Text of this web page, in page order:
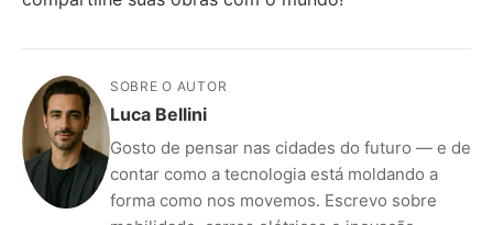
SOBRE O AUTOR
Luca Bellini
Gosto de pensar nas cidades do futuro — e de
contar como a tecnologia está moldando a
forma como nos movemos. Escrevo sobre